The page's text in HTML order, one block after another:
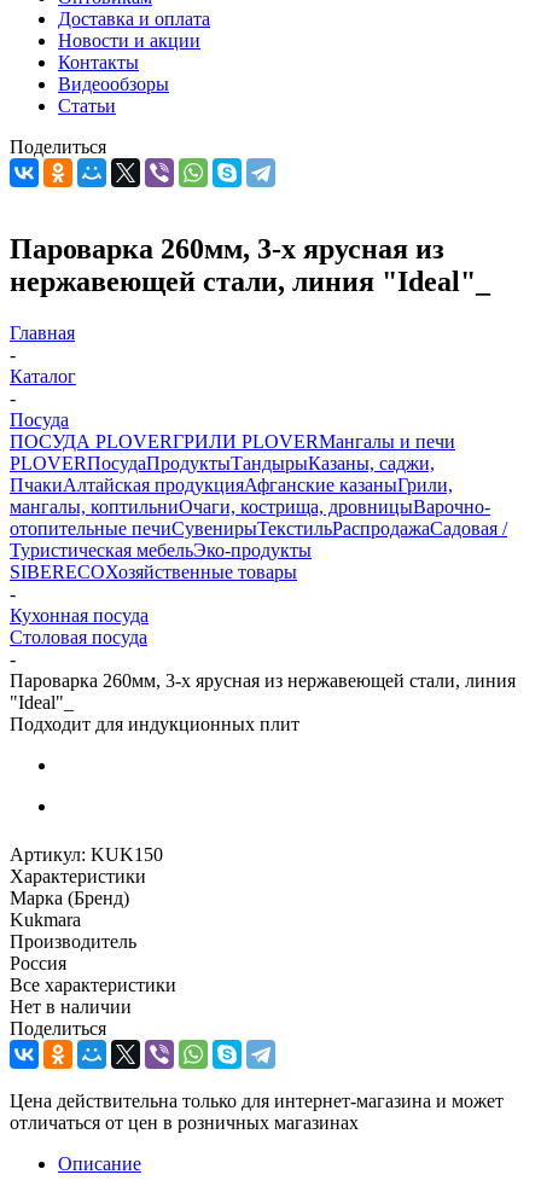
Доставка и оплата
Новости и акции
Контакты
Видеообзоры
Статьи
Поделиться
Пароварка 260мм, 3-х ярусная из
нержавеющей стали, линия "Ideal"_
Главная
-
Каталог
-
Посуда
ПОСУДА PLOVERГРИЛИ PLOVERМангалы и печи
PLOVERПосудаПродуктыТандырыКазаны, саджи,
ПчакиАлтайская продукцияАфганские казаныГрили,
мангалы, коптильниОчаги, кострища, дровницыВарочно-
отопительные печиСувенирыТекстильРаспродажаСадовая /
Туристическая мебельЭко-продукты
SIBERECOХозяйственные товары
-
Кухонная посуда
Столовая посуда
-
Пароварка 260мм, 3-х ярусная из нержавеющей стали, линия
"Ideal"_
Подходит для индукционных плит
Артикул: KUK150
Характеристики
Марка (Бренд)
Kukmara
Производитель
Россия
Все характеристики
Нет в наличии
Поделиться
Цена действительна только для интернет-магазина и может
отличаться от цен в розничных магазинах
Описание